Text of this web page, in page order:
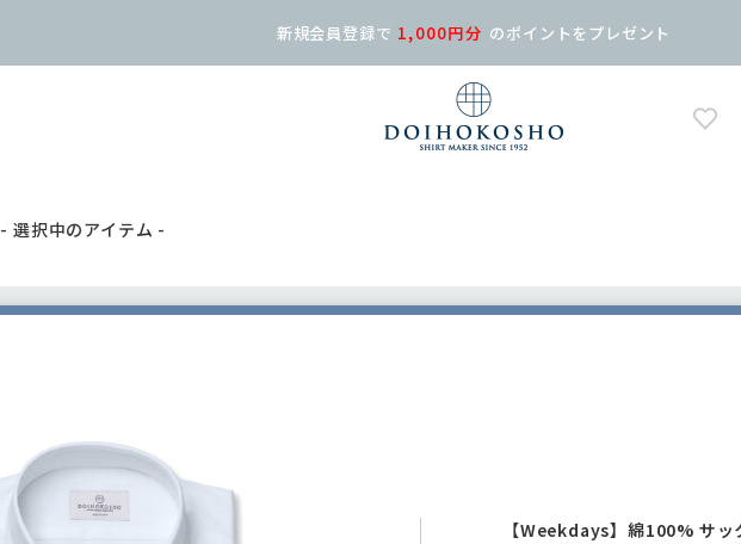
新規会員登録で 1,000円分 のポイントをプレゼント
- 選択中のアイテム -
【Weekdays】綿100% サ